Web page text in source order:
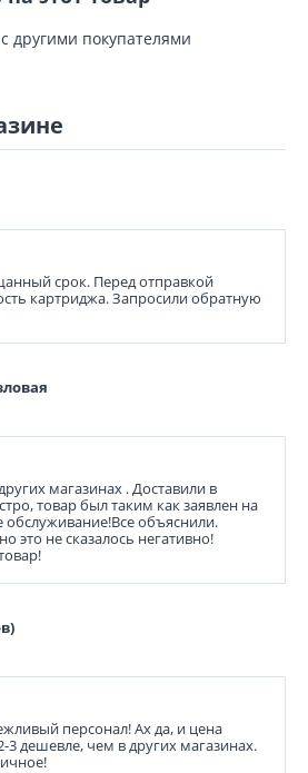
другими покупателями
срок. Перед отправкой
картриджа. Запросили обратную
магазинах . Доставили в
товар был таким как заявлен на
обслуживание!Все объяснили.
это не сказалось негативно!
персонал! Ах да, и цена
3 дешевле, чем в других магазинах.